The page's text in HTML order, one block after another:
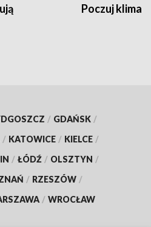
Poczuj klimat
/ GDAŃSK /
/ KATOWICE / KIELCE /
/ ŁÓDŹ / OLSZTYN /
/ RZESZÓW /
/ WROCŁAW